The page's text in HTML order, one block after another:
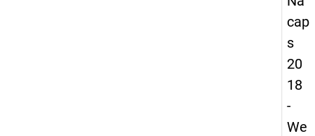
cap
s
20
18
-
We